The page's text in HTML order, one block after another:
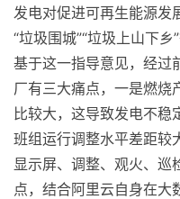
发电对促进可再生能源发
“垃圾围城”“垃圾上山下乡
基于这一指导意见，经过
厂有三大痛点，一是燃烧
比较大，这导致发电不稳
班组运行调整水平差距较
显示屏、调整、观火、巡
点，结合阿里云自身在大